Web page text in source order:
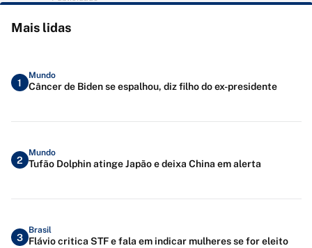
Mais lidas
1
Mundo
Câncer de Biden se espalhou, diz filho do ex-presidente
2
Mundo
Tufão Dolphin atinge Japão e deixa China em alerta
3
Brasil
Flávio critica STF e fala em indicar mulheres se for eleito